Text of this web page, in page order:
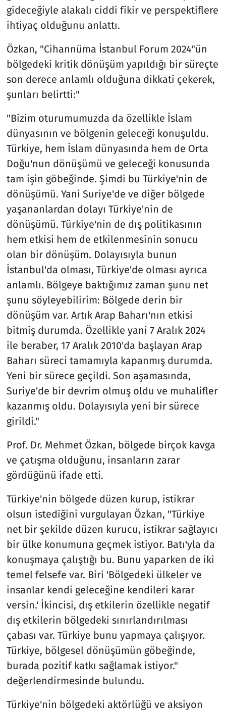
gideceğiyle alakalı ciddi fikir ve perspektiflere
ihtiyaç olduğunu anlattı.
Özkan, "Cihannüma İstanbul Forum 2024"ün
bölgedeki kritik dönüşüm yapıldığı bir süreçte
son derece anlamlı olduğuna dikkati çekerek,
şunları belirtti:"
"Bizim oturumumuzda da özellikle İslam
dünyasının ve bölgenin geleceği konuşuldu.
Türkiye, hem İslam dünyasında hem de Orta
Doğu'nun dönüşümü ve geleceği konusunda
tam işin göbeğinde. Şimdi bu Türkiye'nin de
dönüşümü. Yani Suriye'de ve diğer bölgede
yaşananlardan dolayı Türkiye'nin de
dönüşümü. Türkiye'nin de dış politikasının
hem etkisi hem de etkilenmesinin sonucu
olan bir dönüşüm. Dolayısıyla bunun
İstanbul'da olması, Türkiye'de olması ayrıca
anlamlı. Bölgeye baktığımız zaman şunu net
şunu söyleyebilirim: Bölgede derin bir
dönüşüm var. Artık Arap Baharı'nın etkisi
bitmiş durumda. Özellikle yani 7 Aralık 2024
ile beraber, 17 Aralık 2010'da başlayan Arap
Baharı süreci tamamıyla kapanmış durumda.
Yeni bir sürece geçildi. Son aşamasında,
Suriye'de bir devrim olmuş oldu ve muhalifler
kazanmış oldu. Dolayısıyla yeni bir sürece
girildi."
Prof. Dr. Mehmet Özkan, bölgede birçok kavga
ve çatışma olduğunu, insanların zarar
gördüğünü ifade etti.
Türkiye'nin bölgede düzen kurup, istikrar
olsun istediğini vurgulayan Özkan, "Türkiye
net bir şekilde düzen kurucu, istikrar sağlayıcı
bir ülke konumuna geçmek istiyor. Batı'yla da
konuşmaya çalıştığı bu. Bunu yaparken de iki
temel felsefe var. Biri 'Bölgedeki ülkeler ve
insanlar kendi geleceğine kendileri karar
versin.' İkincisi, dış etkilerin özellikle negatif
dış etkilerin bölgedeki sınırlandırılması
çabası var. Türkiye bunu yapmaya çalışıyor.
Türkiye, bölgesel dönüşümün göbeğinde,
burada pozitif katkı sağlamak istiyor."
değerlendirmesinde bulundu.
Türkiye'nin bölgedeki aktörlüğü ve aksiyon